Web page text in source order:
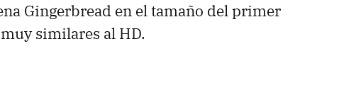
Gingerbread en el tamaño del primer
similares al HD.